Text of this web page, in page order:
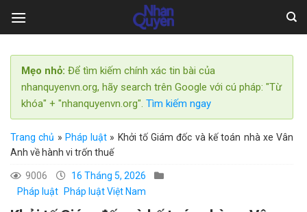
Mẹo nhỏ: Để tìm kiếm chính xác tin bài của
nhanquyenvn.org, hãy search trên Google với cú pháp: "Từ
khóa" + "nhanquyenvn.org". Tìm kiếm ngay
Trang chủ » Pháp luật » Khởi tố Giám đốc và kế toán nhà xe Vân
Anh về hành vi trốn thuế
9006
16 Tháng 5, 2026
Pháp luật
Pháp luật Việt Nam